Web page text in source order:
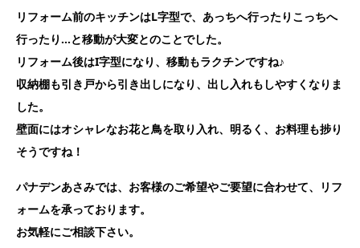
リフォーム前のキッチンはL字型で、あっちへ行ったりこっちへ
行ったり…と移動が大変とのことでした。
リフォーム後はI字型になり、移動もラクチンですね♪
収納棚も引き戸から引き出しになり、出し入れもしやすくなりま
した。
壁面にはオシャレなお花と鳥を取り入れ、明るく、お料理も捗り
そうですね！
パナデンあさみでは、お客様のご希望やご要望に合わせて、リフ
ォームを承っております。
お気軽にご相談下さい。